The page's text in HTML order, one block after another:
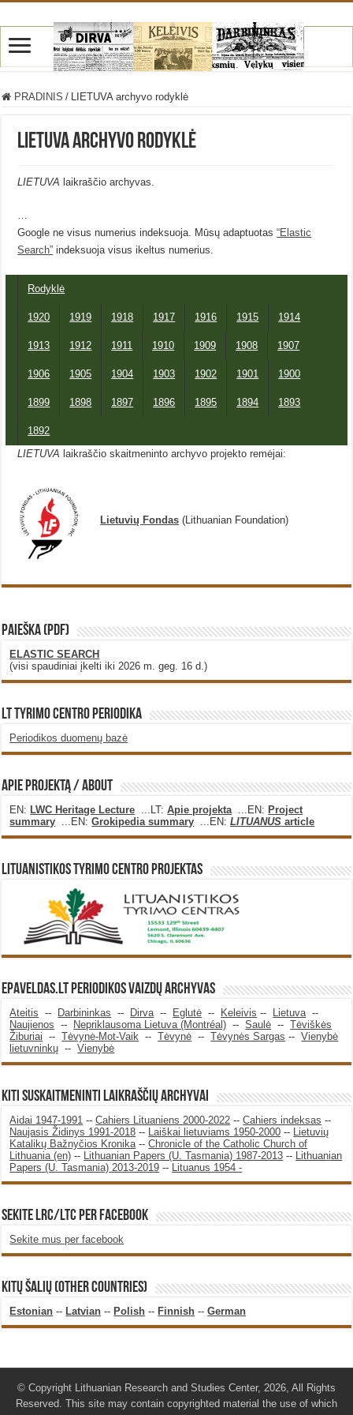
PRADINIS / LIETUVA archyvo rodyklė
LIETUVA archyvo rodyklė
LIETUVA laikraščio archyvas.
Google ne visus numerius indeksuoja. Mūsų adaptuotas“Elastic
Search” indeksuoja visus ikeltus numerius.
Rodyklė
1920 1919 1918 1917 1916 1915 1914
1913 1912 1911 1910 1909 1908 1907
1906 1905 1904 1903 1902 1901 1900
1899 1898 1897 1896 1895 1894 1893
1892
LIETUVA laikraščio skaitmeninto archyvo projekto remėjai:
Lietuvių Fondas (Lithuanian Foundation)
PAIEŠKA (PDF)
ELASTIC SEARCH
(visi spaudiniai įkelti iki 2026 m. geg. 16 d.)
LT Tyrimo Centro Periodika
Periodikos duomenų bazė
Apie projektą / About
EN:LWC Heritage Lecture ...LT:Apie projekta ...EN:Project
summary ...EN:Grokipedia summary ...EN:LITUANUS article
Lituanistikos Tyrimo Centro Projektas
Epaveldas.LT periodikos vaizdų archyvas
Ateitis -- Darbininkas -- Dirva -- Eglutė -- Keleivis -- Lietuva --
Naujienos -- Nepriklausoma Lietuva (Montréal) --Saulė --Tėviškės
Žiburiai --Tėvynė-Mot-Vaik --Tėvynė --Tėvynės Sargas --Vienybė
lietuvninkų --Vienybė
KITI SUSKAITMENINTI LAIKRAŠČIŲ ARCHYVAI
Aidai 1947-1991 --Cahiers Lituaniens 2000-2022 --Cahiers indeksas --
Naujasis Židinys 1991-2018 -- Laiškai lietuviams 1950-2000 -- Lietuvių
Katalikų Bažnyčios Kronika --Chronicle of the Catholic Church of
Lithuania (en) -- Lithuanian Papers (U. Tasmania) 1987-2013 -- Lithuanian
Papers (U. Tasmania) 2013-2019 -- Lituanus 1954 -
SEKITE LRC/LTC PER FACEBOOK
Sekite mus per facebook
KITŲ ŠALIŲ (OTHER COUNTRIES)
Estonian --Latvian --Polish --Finnish --German
© Copyright Lithuanian Research and Studies Center, 2026, All Rights
Reserved. This site may contain copyrighted material the use of which